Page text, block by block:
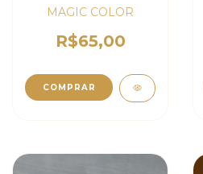
MAGIC COLOR
R$65,00